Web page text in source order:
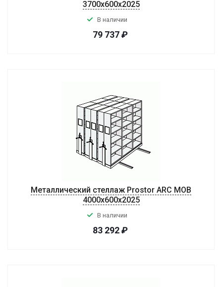
3700x600x2025
В наличии
79 737₽
Металлический стеллаж Prostor ARC MOB
4000x600x2025
В наличии
83 292₽